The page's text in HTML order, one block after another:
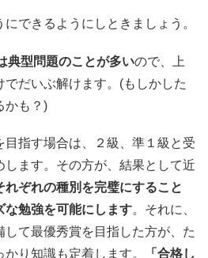
にできるようにしときましょう。
典型問題のことが多いので、上
でだいぶ解けます。(もしかした
かも？)
目指す場合は、２級、準１級と受
します。その方が、結果として近
れぞれの種別を完璧にすること
な勉強を可能にします。それに、
て最優秀賞を目指した方が、た
り知識も定着します。
「合格し